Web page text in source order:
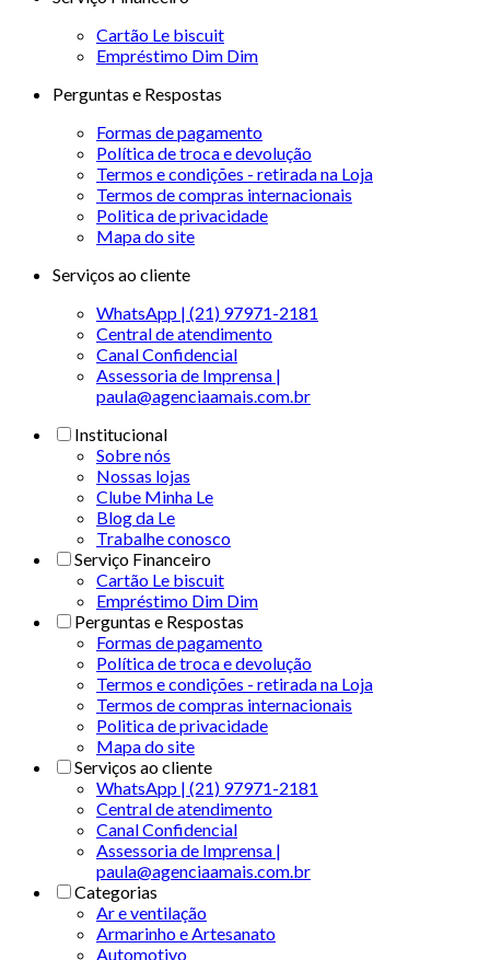
Cartão Le biscuit
Empréstimo Dim Dim
Perguntas e Respostas
Formas de pagamento
Política de troca e devolução
Termos e condições - retirada na Loja
Termos de compras internacionais
Politica de privacidade
Mapa do site
Serviços ao cliente
WhatsApp | (21) 97971-2181
Central de atendimento
Canal Confidencial
Assessoria de Imprensa |
paula@agenciaamais.com.br
Institucional
Sobre nós
Nossas lojas
Clube Minha Le
Blog da Le
Trabalhe conosco
Serviço Financeiro
Cartão Le biscuit
Empréstimo Dim Dim
Perguntas e Respostas
Formas de pagamento
Política de troca e devolução
Termos e condições - retirada na Loja
Termos de compras internacionais
Politica de privacidade
Mapa do site
Serviços ao cliente
WhatsApp | (21) 97971-2181
Central de atendimento
Canal Confidencial
Assessoria de Imprensa |
paula@agenciaamais.com.br
Categorias
Ar e ventilação
Armarinho e Artesanato
Automotivo